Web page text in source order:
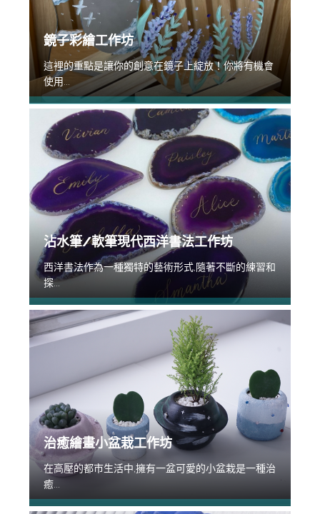
鏡子彩繪工作坊
這裡的重點是讓你的創意在鏡子上綻放！你將有機會
使用...
沾水筆/軟筆現代西洋書法工作坊
西洋書法作為一種獨特的藝術形式,隨著不斷的練習和
探...
治癒繪畫小盆栽工作坊
在高壓的都市生活中,擁有一盆可愛的小盆栽是一種治
癒...